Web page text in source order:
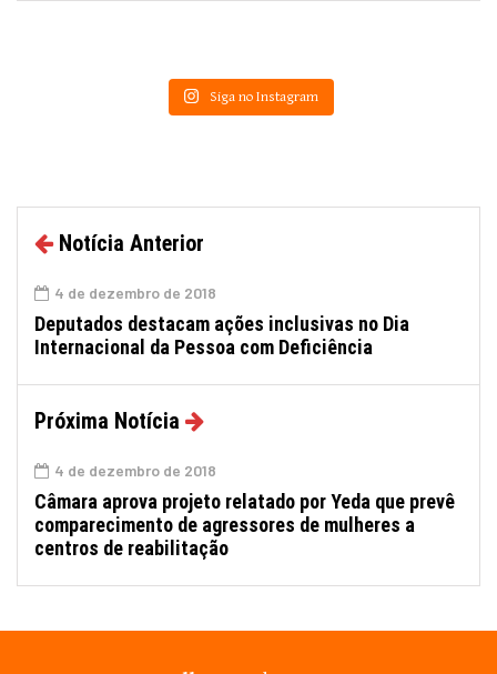
Siga no Instagram
Notícia Anterior
4 de dezembro de 2018
Deputados destacam ações inclusivas no Dia
Internacional da Pessoa com Deficiência
Próxima Notícia
4 de dezembro de 2018
Câmara aprova projeto relatado por Yeda que prevê
comparecimento de agressores de mulheres a
centros de reabilitação